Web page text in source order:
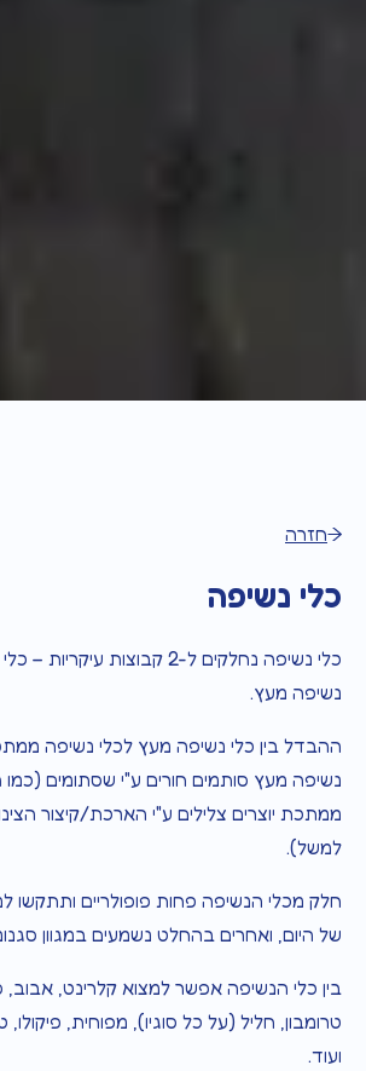
חזרה
כלי נשיפה
כלי נשיפה נחלקים ל-2 קבוצות
נשיפה מעץ.
ההבדל בין כלי נשיפה מעץ לכלי נשיפה
נשיפה מעץ סותמים חורים ע"י שסתומים (כמו
ממתכת יוצרים צלילים ע"י הארכת/קיצור
למשל).
חלק מכלי הנשיפה פחות פופולריים ותתקשו
של היום, ואחרים בהחלט נשמעים במגוון
בין כלי הנשיפה אפשר למצוא קלרינט, אבוב,
טרומבון, חליל (על כל סוגיו), מפוחית, פיקולו,
ועוד.